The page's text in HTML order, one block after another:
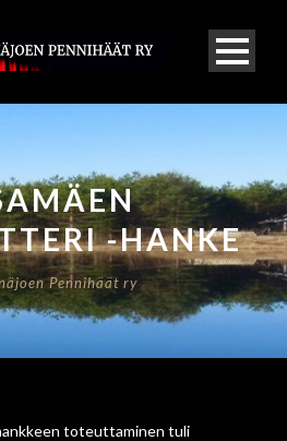
-HANKE
Pennihäät ry
toteuttaminen tuli